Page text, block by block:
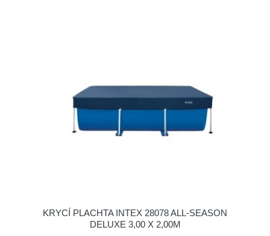
KRYCÍ PLACHTA INTEX 28078 ALL-SEASON
DELUXE 3,00 X 2,00M